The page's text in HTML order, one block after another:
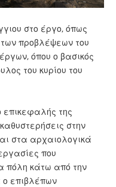
στο έργο, όπως
των προβλέψεων του
όπου ο βασικός
του κυρίου του
επικεφαλής της
στην
στα αρχαιολογικά
που
πόλη κάτω από την
ο επιβλέπων